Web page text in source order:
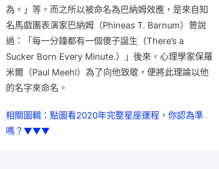
為。」等。而之所以被命名為巴納姆效應，是來自知
名馬戲團表演家巴納姆（Phineas T. Barnum）曾說
過：「每一分鐘都有一個傻子誕生（There’s a
Sucker Born Every Minute.）」後來，心理學家保羅
米爾（Paul Meehl）為了向他致敬，便將此理論以他
的名字來命名。
相關圖輯：點圖看2020年完整星座運程，你認為準
嗎？▼▼▼